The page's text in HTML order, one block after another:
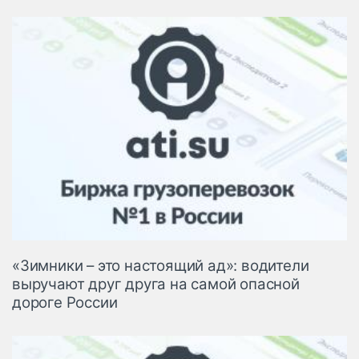
«Зимники – это настоящий ад»: водители
выручают друг друга на самой опасной
дороге России